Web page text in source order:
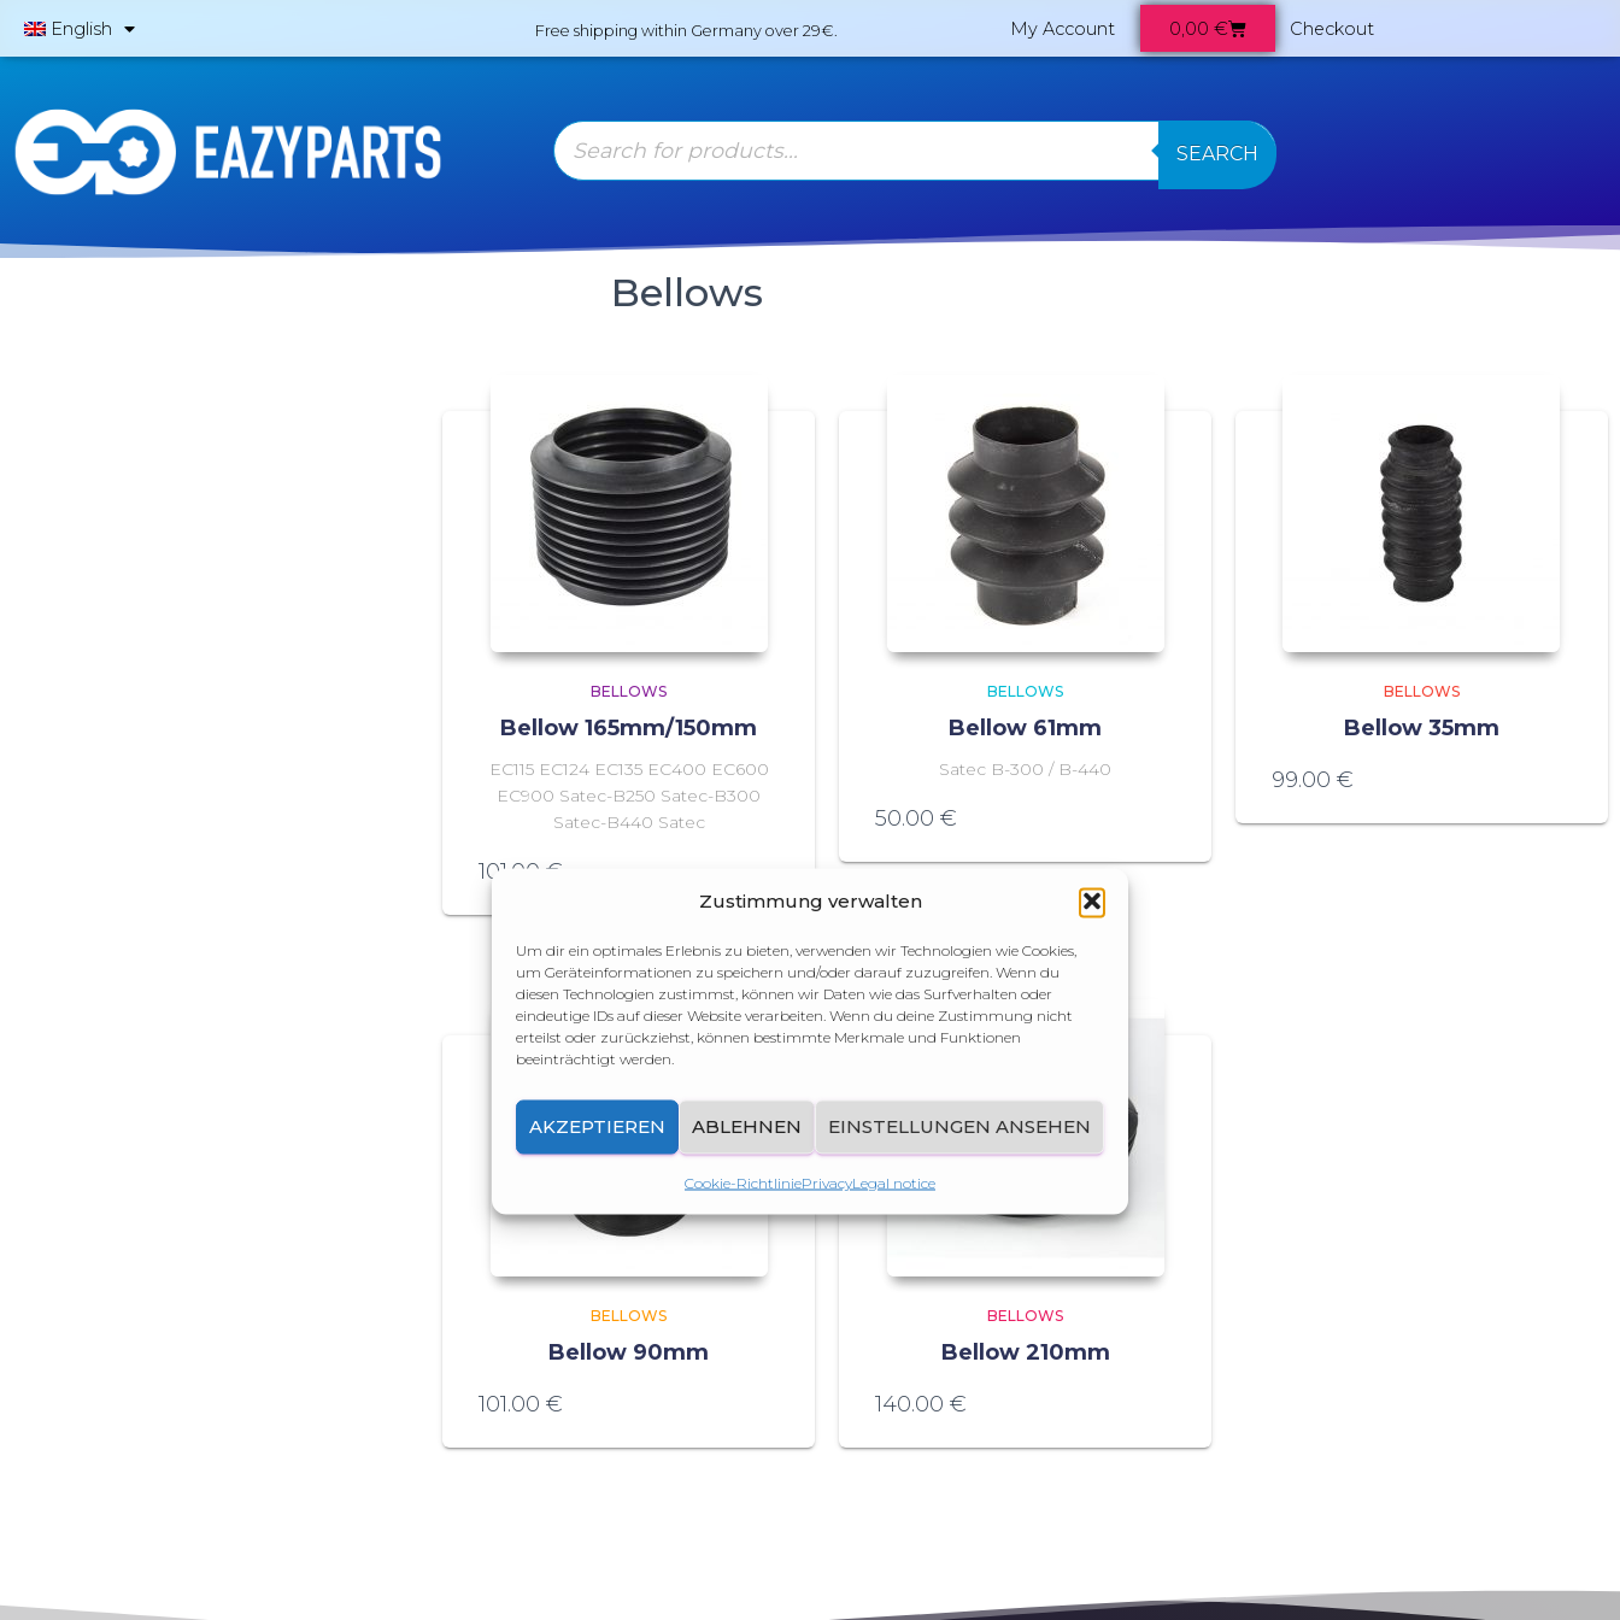
Zustimmung verwalten
Um dir ein optimales Erlebnis zu bieten, verwenden wir Technologien wie Cookies,
um Geräteinformationen zu speichern und/oder darauf zuzugreifen. Wenn du
diesen Technologien zustimmst, können wir Daten wie das Surfverhalten oder
eindeutige IDs auf dieser Website verarbeiten. Wenn du deine Zustimmung nicht
erteilst oder zurückziehst, können bestimmte Merkmale und Funktionen
beeinträchtigt werden.
AKZEPTIEREN ABLEHNEN EINSTELLUNGEN ANSEHEN
Cookie-RichtliniePrivacyLegal notice
English Free shipping within Germany over 29€. My Account 0,00 € Checkout
SEARCH
Bellows
BELLOWS
Bellow 165mm/150mm
EC115 EC124 EC135 EC400 EC600
EC900 Satec-B250 Satec-B300
Satec-B440 Satec
101.00€
BELLOWS
Bellow 61mm
Satec B-300 / B-440
50.00€
BELLOWS
Bellow 35mm
99.00€
BELLOWS
Bellow 90mm
101.00€
BELLOWS
Bellow 210mm
140.00€